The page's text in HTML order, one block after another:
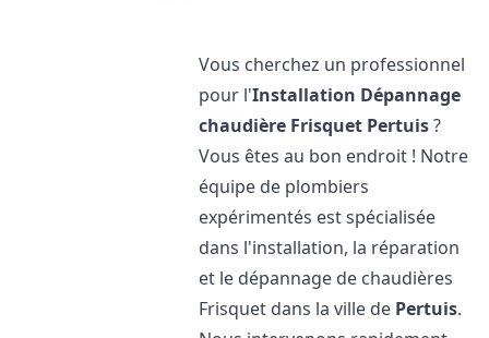
Vous cherchez un professionnel
pour l'Installation Dépannage
chaudière Frisquet Pertuis?
Vous êtes au bon endroit ! Notre
équipe de plombiers
expérimentés est spécialisée
dans l'installation, la réparation
et le dépannage de chaudières
Frisquet dans la ville de Pertuis.